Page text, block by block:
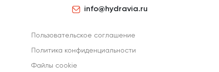
info@hydravia.ru
Пользовательское соглашение
Политика конфиденциальности
Файлы cookie